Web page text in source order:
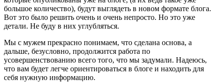
большое количество), будут выглядеть в новом формате блога.
Вот это было решить очень и очень непросто. Но это уже
детали. Не буду в них углубляться.
Мы с мужем прекрасно понимаем, что сделана основа, а
дальше, безусловно, продолжится работа по
усовершенствованию всего того, что мы задумали. Надеюсь,
что вам будет легче ориентироваться в блоге и находить для
себя нужную информацию.